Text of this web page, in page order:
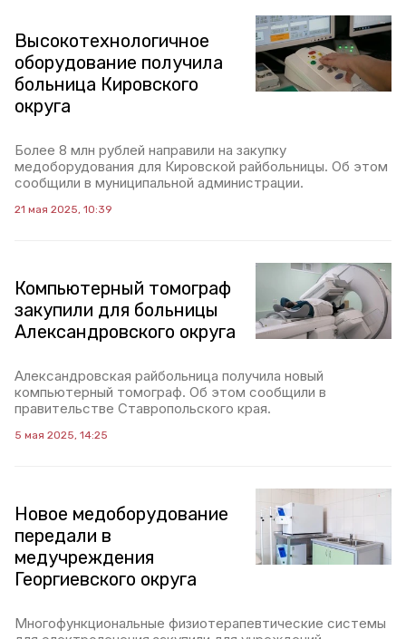
Высокотехнологичное
оборудование получила
больница Кировского
округа
Более 8 млн рублей направили на закупку
медоборудования для Кировской райбольницы. Об этом
сообщили в муниципальной администрации.
21 мая 2025, 10:39
Компьютерный томограф
закупили для больницы
Александровского округа
Александровская райбольница получила новый
компьютерный томограф. Об этом сообщили в
правительстве Ставропольского края.
5 мая 2025, 14:25
Новое медоборудование
передали в
медучреждения
Георгиевского округа
Многофункциональные физиотерапевтические системы